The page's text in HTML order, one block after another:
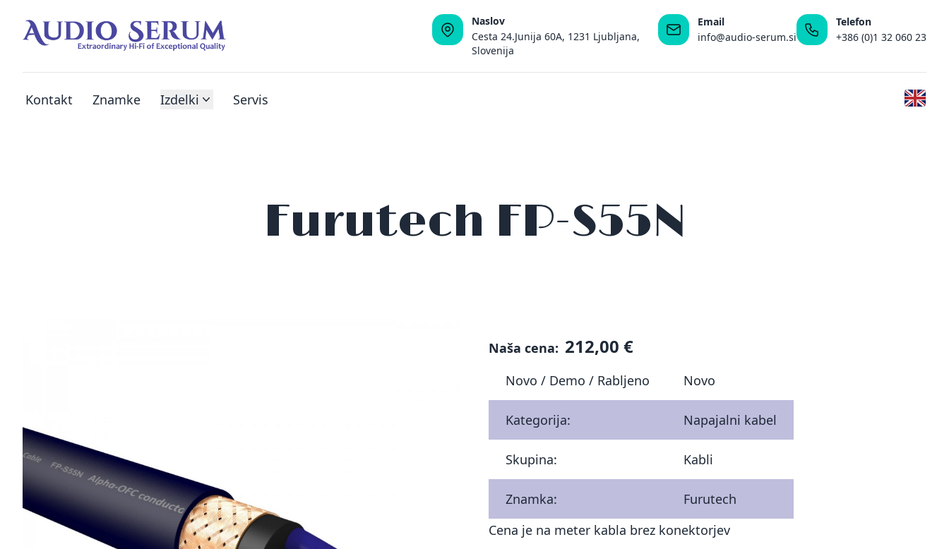
Naslov
Cesta 24.Junija 60A, 1231 Ljubljana,
Slovenija
Email
info@audio-serum.si
Telefon
+386 (0)1 32 060 23
Kontakt Znamke Izdelki Servis
Furutech FP-S55N
Naša cena: 212,00 €
Novo / Demo / Rabljeno Novo
Kategorija: Napajalni kabel
Skupina: Kabli
Znamka:
Furutech
Cena je na meter kabla brez konektorjev